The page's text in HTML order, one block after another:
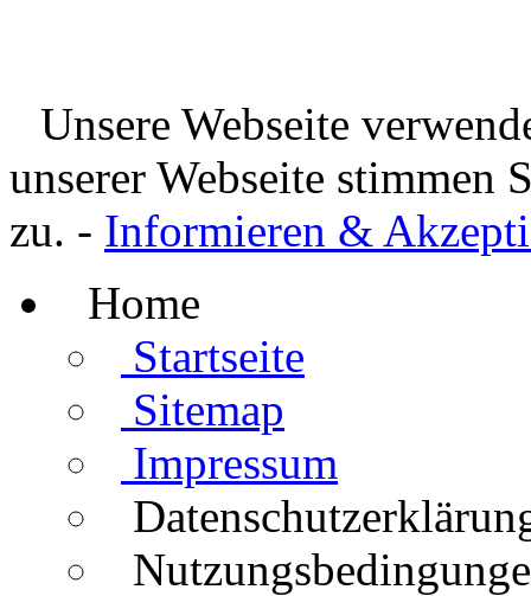
Unsere Webseite
unserer Webseite stimmen
zu. - Informieren &
Home
Startseite
Sitemap
Impressum